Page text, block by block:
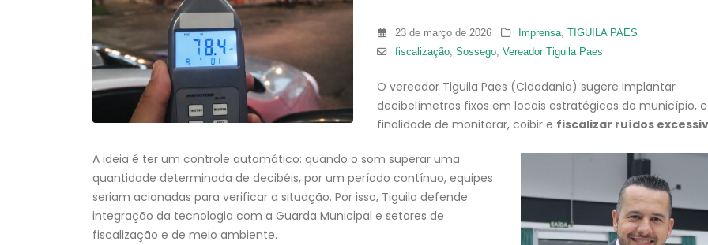
23 de março de 2026 Imprensa,TIGUILA PAES
fiscalização, Sossego, Vereador Tiguila Paes
O vereador Tiguila Paes (Cidadania) sugere implantar
decibelímetros fixos em locais estratégicos do município,
finalidade de monitorar, coibir e fiscalizar ruídos
A ideia é ter um controle automático: quando o som superar uma
quantidade determinada de decibéis, por um período contínuo, equipes
seriam acionadas para verificar a situação. Por isso, Tiguila defende
integração da tecnologia com a Guarda Municipal e setores de
fiscalização e de meio ambiente.